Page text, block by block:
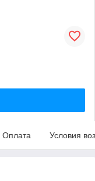
Оплата Условия